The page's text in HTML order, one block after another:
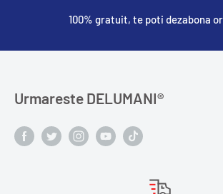
100% gratuit, te poti dezabona
Urmareste DELUMANI®️